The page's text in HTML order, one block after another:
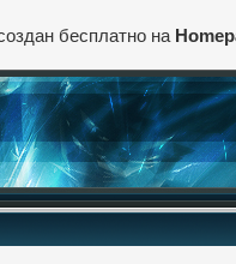
бесплатно на